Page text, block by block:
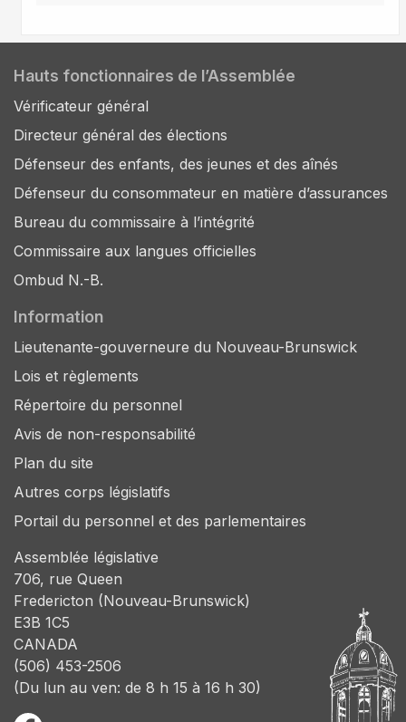
Hauts fonctionnaires de l’Assemblée
Vérificateur général
Directeur général des élections
Défenseur des enfants, des jeunes et des aînés
Défenseur du consommateur en matière d’assurances
Bureau du commissaire à l’intégrité
Commissaire aux langues officielles
Ombud N.-B.
Information
Lieutenante-gouverneure du Nouveau-Brunswick
Lois et règlements
Répertoire du personnel
Avis de non-responsabilité
Plan du site
Autres corps législatifs
Portail du personnel et des parlementaires
Assemblée législative
706, rue Queen
Fredericton (Nouveau-Brunswick)
E3B 1C5
CANADA
(506) 453-2506
(Du lun au ven: de 8 h 15 à 16 h 30)